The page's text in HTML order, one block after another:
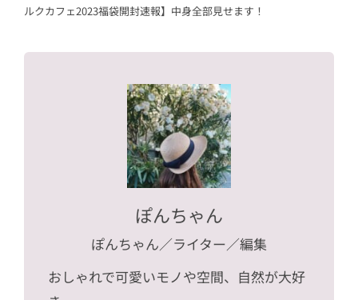
ルクカフェ2023福袋開封速報】中身全部見せます！
ぽんちゃん
ぽんちゃん／ライター／編集
おしゃれで可愛いモノや空間、自然が大好